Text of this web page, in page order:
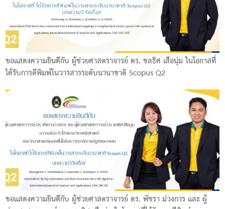
ขอแสดงความยินดีกับ ผู้ช่วยศาสตราจารย์ ดร. ชลธิศ เสือนุ่ม ในโอกาสที่
ได้รับการตีพิมพ์ในวารสารระดับนานาชาติ Scopus Q2
ขอแสดงความยินดีกับ ผู้ช่วยศาสตราจารย์ ดร. พัชรา ม่วงการ และ ผู้